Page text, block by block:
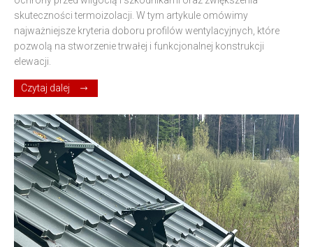
skuteczności termoizolacji. W tym artykule omówimy
najważniejsze kryteria doboru profilów wentylacyjnych, które
pozwolą na stworzenie trwałej i funkcjonalnej konstrukcji
elewacji.
Czytaj dalej